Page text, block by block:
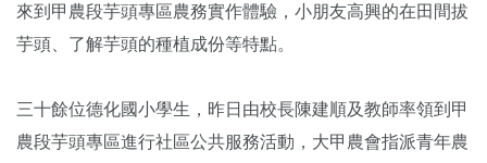
來到甲農段芋頭專區農務實作體驗，小朋友高興的在田間拔
芋頭、了解芋頭的種植成份等特點。
三十餘位德化國小學生，昨日由校長陳建順及教師率領到甲
農段芋頭專區進行社區公共服務活動，大甲農會指派青年農